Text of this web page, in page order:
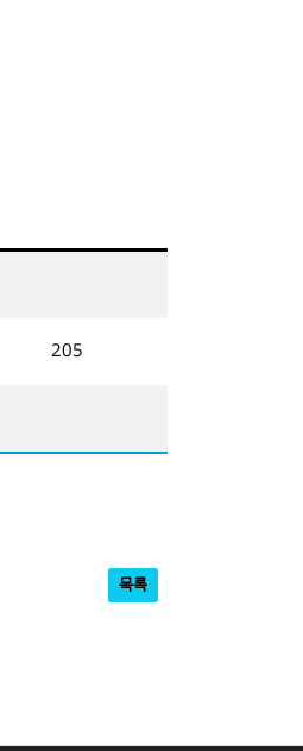
205
목록